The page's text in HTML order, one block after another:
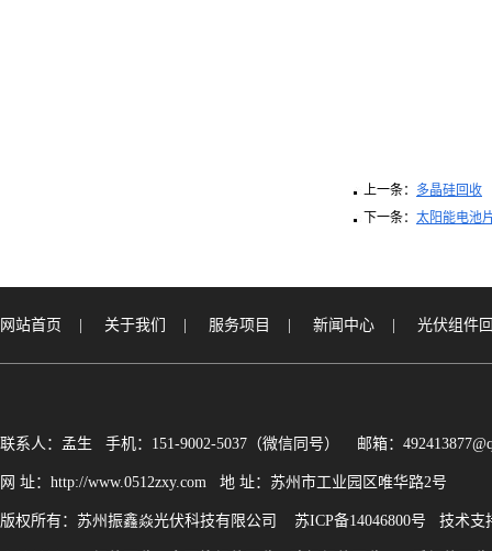
上一条： 多晶硅回收
下一条： 太阳能电池
网站首页 关于我们 服务项目 新闻中心 光伏组件
联系人：孟生 手机：151-9002-5037（微信同号） 邮箱：
网 址：http://www.0512zxy.com 地 址：苏州市工业园区唯华路2号
版权所有：苏州振鑫焱光伏科技有限公司 苏ICP备14046800号 技术支